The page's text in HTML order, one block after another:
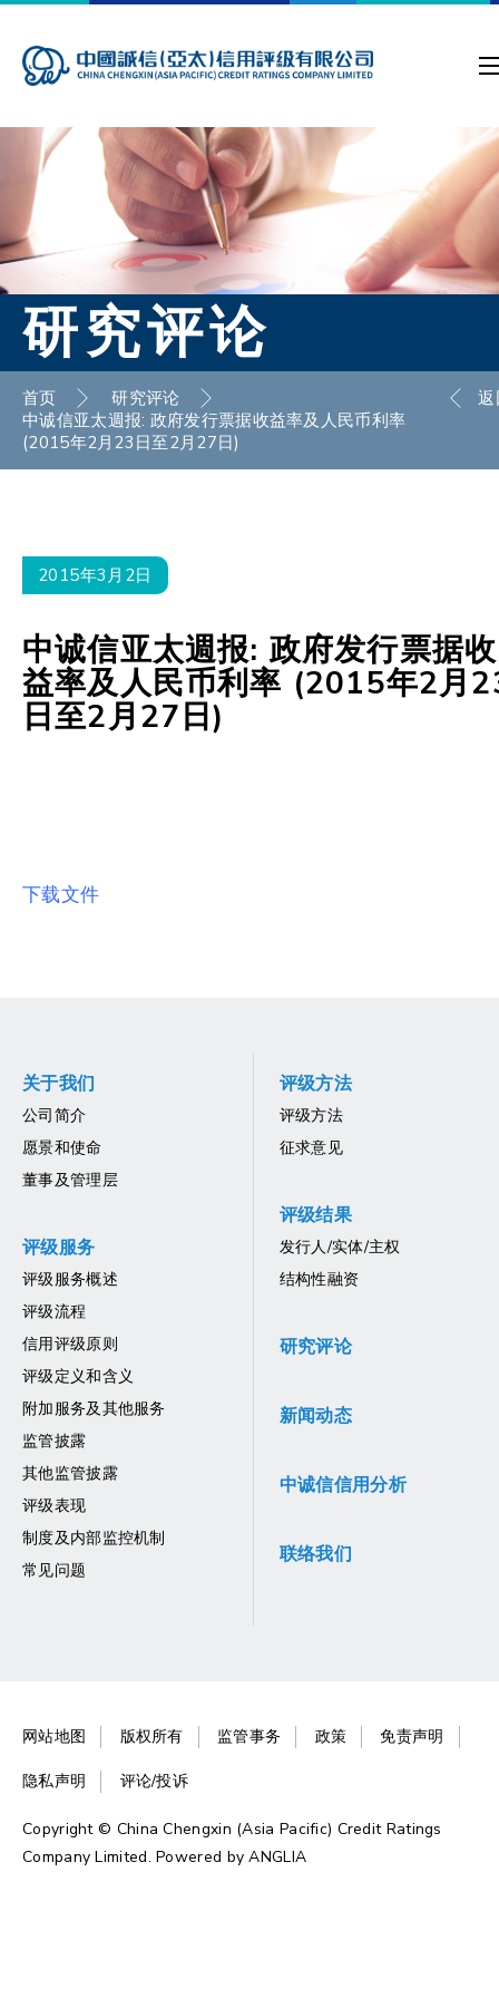
研究评论
首页
研究评论
中诚信亚太週报: 政府发行票据收益率及人民币利率
(2015年2月23日至2月27日)
2015年3月2日
中诚信亚太週报: 政府发行票据收
益率及人民币利率 (2015年2月
日至2月27日)
下载文件
关于我们
公司简介
愿景和使命
董事及管理层
评级服务
评级服务概述
评级流程
信用评级原则
评级定义和含义
附加服务及其他服务
监管披露
其他监管披露
评级表现
制度及内部监控机制
常见问题
评级方法
评级方法
征求意见
评级结果
发行人/实体/主权
结构性融资
研究评论
新闻动态
中诚信信用分析
联络我们
网站地图 版权所有 监管事务 政策 免责声明
隐私声明 评论/投诉
Copyright © China Chengxin (Asia Pacific) Credit Ratings
Company Limited. Powered byANGLIA